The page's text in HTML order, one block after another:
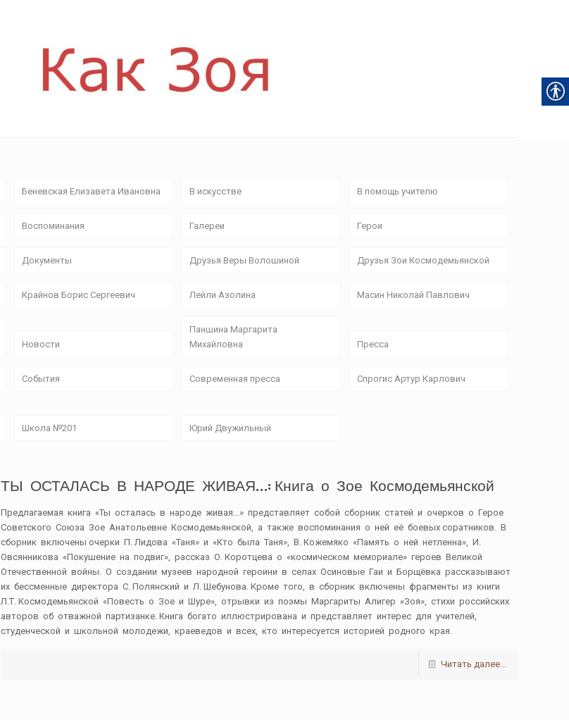
Беневская Елизавета Ивановна В искусстве В помощь учителю
Воспоминания Галереи Герои
Документы Друзья Веры Волошиной Друзья Зои Космодемьянской
Крайнов Борис Сергеевич Лейли Азолина Масин Николай Павлович
Новости
Паншина Маргарита
Михайловна
Пресса
События Современная пресса Спрогис Артур Карлович
Школа №201 Юрий Двужильный
ТЫ ОСТАЛАСЬ В НАРОДЕ ЖИВАЯ…: Книга о Зое Космодемьянской
Предлагаемая книга «Ты осталась в народе живая…» представляет собой сборник статей и очерков о Герое
Советского Союза Зое Анатольевне Космодемьянской, а также воспоминания о ней её боевых соратников. В
сборник включены очерки П. Лидова «Таня» и «Кто была Таня», В. Кожемяко «Память о ней нетленна», И.
Овсянникова «Покушение на подвиг», рассказ О. Коротцева о «космическом мемориале» героев Великой
Отечественной войны. О создании музеев народной героини в селах Осиновые Гаи и Борщёвка рассказывают
их бессменные директора С. Полянский и Л. Шебунова. Кроме того, в сборник включены фрагменты из книги
Л.Т. Космодемьянской «Повесть о Зое и Шуре», отрывки из поэмы Маргариты Алигер «Зоя», стихи российских
авторов об отважной партизанке. Книга богато иллюстрирована и представляет интерес для учителей,
студенческой и школьной молодежи, краеведов и всех, кто интересуется историей родного края.
Читать далее...